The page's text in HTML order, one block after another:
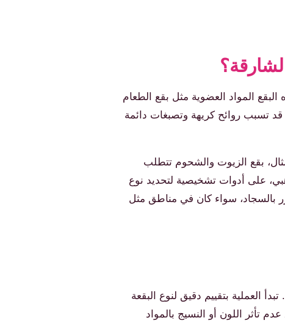
المواد العضوية مثل بقع الطعام
قد تسبب روائح كريهة وتصبغات دائمة
بقع الزيوت والشحوم تتطلب
على أدوات تشخيصية لتحديد نوع
بالسجاد، سواء كان في مناطق مثل
العملية بتقييم دقيق لنوع البقعة
تأثر اللون أو النسيج بالمواد